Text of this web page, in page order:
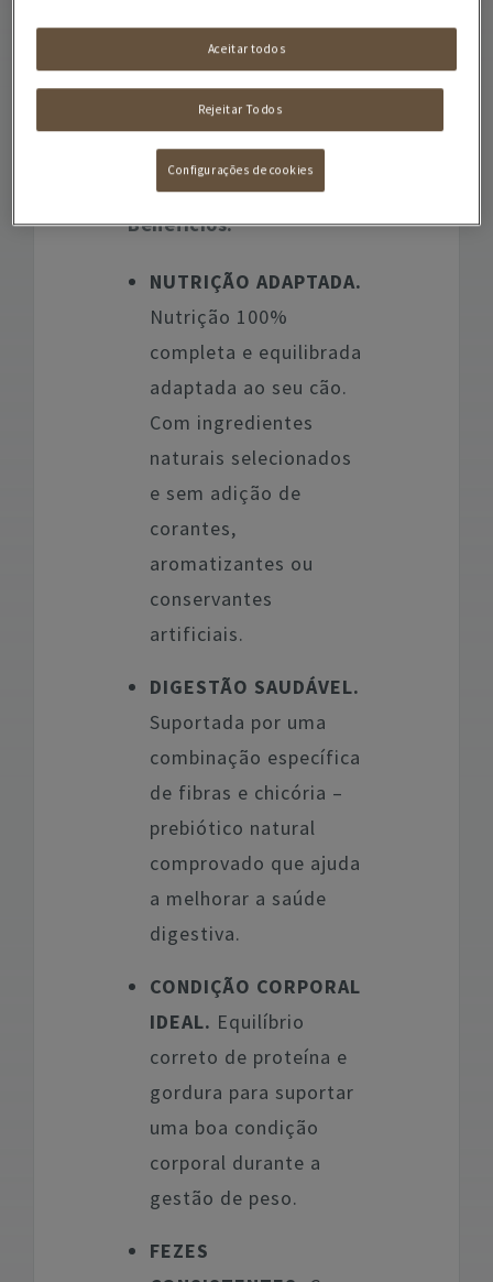
e protegê-lo de dentro
para fora, para que possa
viver uma vida ativa e
curiosa. Tudo isto sem
incluir nenhum corante,
aromatizante ou
conservante artificial.
Benefícios:
NUTRIÇÃO ADAPTADA.
Nutrição 100%
completa e equilibrada
adaptada ao seu cão.
Com ingredientes
naturais selecionados
e sem adição de
corantes,
aromatizantes ou
conservantes
artificiais.
DIGESTÃO SAUDÁVEL.
Suportada por uma
combinação específica
de fibras e chicória –
prebiótico natural
comprovado que ajuda
a melhorar a saúde
digestiva.
CONDIÇÃO CORPORAL
IDEAL. Equilíbrio
correto de proteína e
gordura para suportar
uma boa condição
corporal durante a
gestão de peso.
FEZES
Rejeitar Todos
Aceitar todos
Configurações de cookies